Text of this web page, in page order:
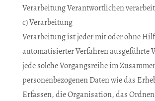
Verarbeitung Verantwortlichen
c) Verarbeitung
Verarbeitung ist jeder mit oder ohne
automatisierter Verfahren ausgeführte
jede solche Vorgangsreihe im
personenbezogenen Daten wie das
Erfassen, die Organisation, das